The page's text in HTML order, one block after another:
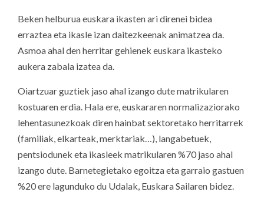
Beken helburua euskara ikasten ari direnei bidea
erraztea eta ikasle izan daitezkeenak animatzea da.
Asmoa ahal den herritar gehienek euskara ikasteko
aukera zabala izatea da.
Oiartzuar guztiek jaso ahal izango dute matrikularen
kostuaren erdia. Hala ere, euskararen normalizaziorako
lehentasunezkoak diren hainbat sektoretako herritarrek
(familiak, elkarteak, merktariak…), langabetuek,
pentsiodunek eta ikasleek matrikularen %70 jaso ahal
izango dute. Barnetegietako egoitza eta garraio gastuen
%20 ere lagunduko du Udalak, Euskara Sailaren bidez.